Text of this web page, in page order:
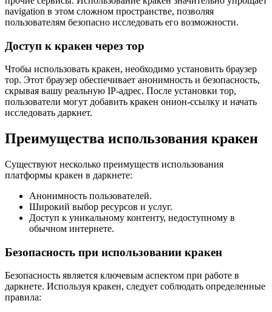
navigation в этом сложном пространстве, позволяя
пользователям безопасно исследовать его возможности.
Доступ к кракен через тор
Чтобы использовать кракен, необходимо установить браузер
тор. Этот браузер обеспечивает анонимность и безопасность,
скрывая вашу реальную IP-адрес. После установки тор,
пользователи могут добавить кракен онион-ссылку и начать
исследовать даркнет.
Преимущества использования кракен
Существуют несколько преимуществ использования
платформы кракен в даркнете:
Анонимность пользователей.
Широкий выбор ресурсов и услуг.
Доступ к уникальному контенту, недоступному в
обычном интернете.
Безопасность при использовании кракен
Безопасность является ключевым аспектом при работе в
даркнете. Используя кракен, следует соблюдать определенные
правила: